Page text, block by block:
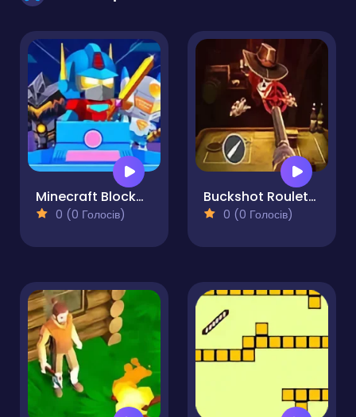
Minecraft Blockman Go
0 (0 Голосів)
Buckshot Roulette
0 (0 Голосів)